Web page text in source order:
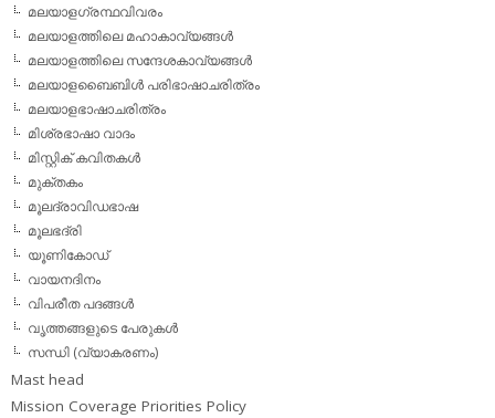
മലയാളഗ്രന്ഥവിവരം
മലയാളത്തിലെ മഹാകാവ്യങ്ങള്‍
മലയാളത്തിലെ സന്ദേശകാവ്യങ്ങള്‍
മലയാളബൈബിള്‍ പരിഭാഷാചരിത്രം
മലയാളഭാഷാചരിത്രം
മിശ്രഭാഷാ വാദം
മിസ്റ്റിക് കവിതകള്‍
മുക്തകം
മൂലദ്രാവിഡഭാഷ
മൂലഭദ്രി
യൂണികോഡ്
വായനദിനം
വിപരീത പദങ്ങള്‍
വൃത്തങ്ങളുടെ പേരുകള്‍
സന്ധി (വ്യാകരണം)
Mast head
Mission Coverage Priorities Policy